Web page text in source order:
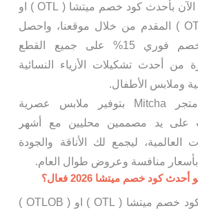
استمتع الآن بأحدث كود خصم ميتشا ( OTL ) او
( OTLOB ) المقدم من خلال موقعنا، واحصل
على خصم فوري 15% على جميع القطع
من أحدث تشكيلات الأزياء النسائية
وملابس الأطفال.
يتميز متجر Mitcha بتوفير ملابس عصرية
يد مصممين محليين مع أشهر
العالمية، ليجمع لك الأناقة والجودة
بأسعار منافسة وعروض طوال العام.
كود خصم ميتشا 2026 فعال؟
أحدث كود خصم ميتشا ( OTL ) او ( OTLOB )